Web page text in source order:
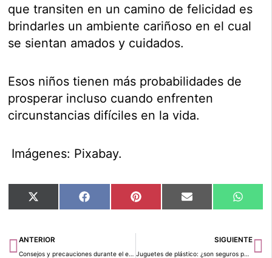
que transiten en un camino de felicidad es
brindarles un ambiente cariñoso en el cual
se sientan amados y cuidados.
Esos niños tienen más probabilidades de
prosperar incluso cuando enfrenten
circunstancias difíciles en la vida.
Imágenes: Pixabay.
Compartir
en
X
(Twitter)
Compartir
en
Facebook Compartir
en
Pinterest Compartir
en
Email
en
Ant
ANTERIOR
Consejos y precauciones durante el embarazo
SIGUIENTE
Juguetes de plástico: ¿son seguros para los niños?